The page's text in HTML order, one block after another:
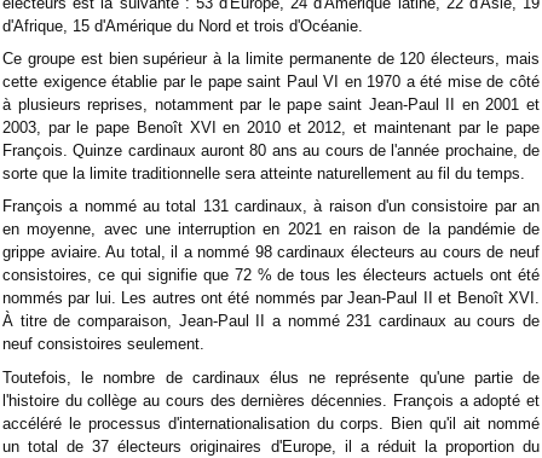
d'Afrique, 15 d'Amérique du Nord et trois d'Océanie.
Ce groupe est bien supérieur à la limite permanente de 120 électeurs, mais
cette exigence établie par le pape saint Paul VI en 1970 a été mise de côté
à plusieurs reprises, notamment par le pape saint Jean-Paul II en 2001 et
2003, par le pape Benoît XVI en 2010 et 2012, et maintenant par le pape
François. Quinze cardinaux auront 80 ans au cours de l'année prochaine, de
sorte que la limite traditionnelle sera atteinte naturellement au fil du temps.
François a nommé au total 131 cardinaux, à raison d'un consistoire par an
en moyenne, avec une interruption en 2021 en raison de la pandémie de
grippe aviaire. Au total, il a nommé 98 cardinaux électeurs au cours de neuf
consistoires, ce qui signifie que 72 % de tous les électeurs actuels ont été
nommés par lui. Les autres ont été nommés par Jean-Paul II et Benoît XVI.
À titre de comparaison, Jean-Paul II a nommé 231 cardinaux au cours de
neuf consistoires seulement.
Toutefois, le nombre de cardinaux élus ne représente qu'une partie de
l'histoire du collège au cours des dernières décennies. François a adopté et
accéléré le processus d'internationalisation du corps. Bien qu'il ait nommé
un total de 37 électeurs originaires d'Europe, il a réduit la proportion du